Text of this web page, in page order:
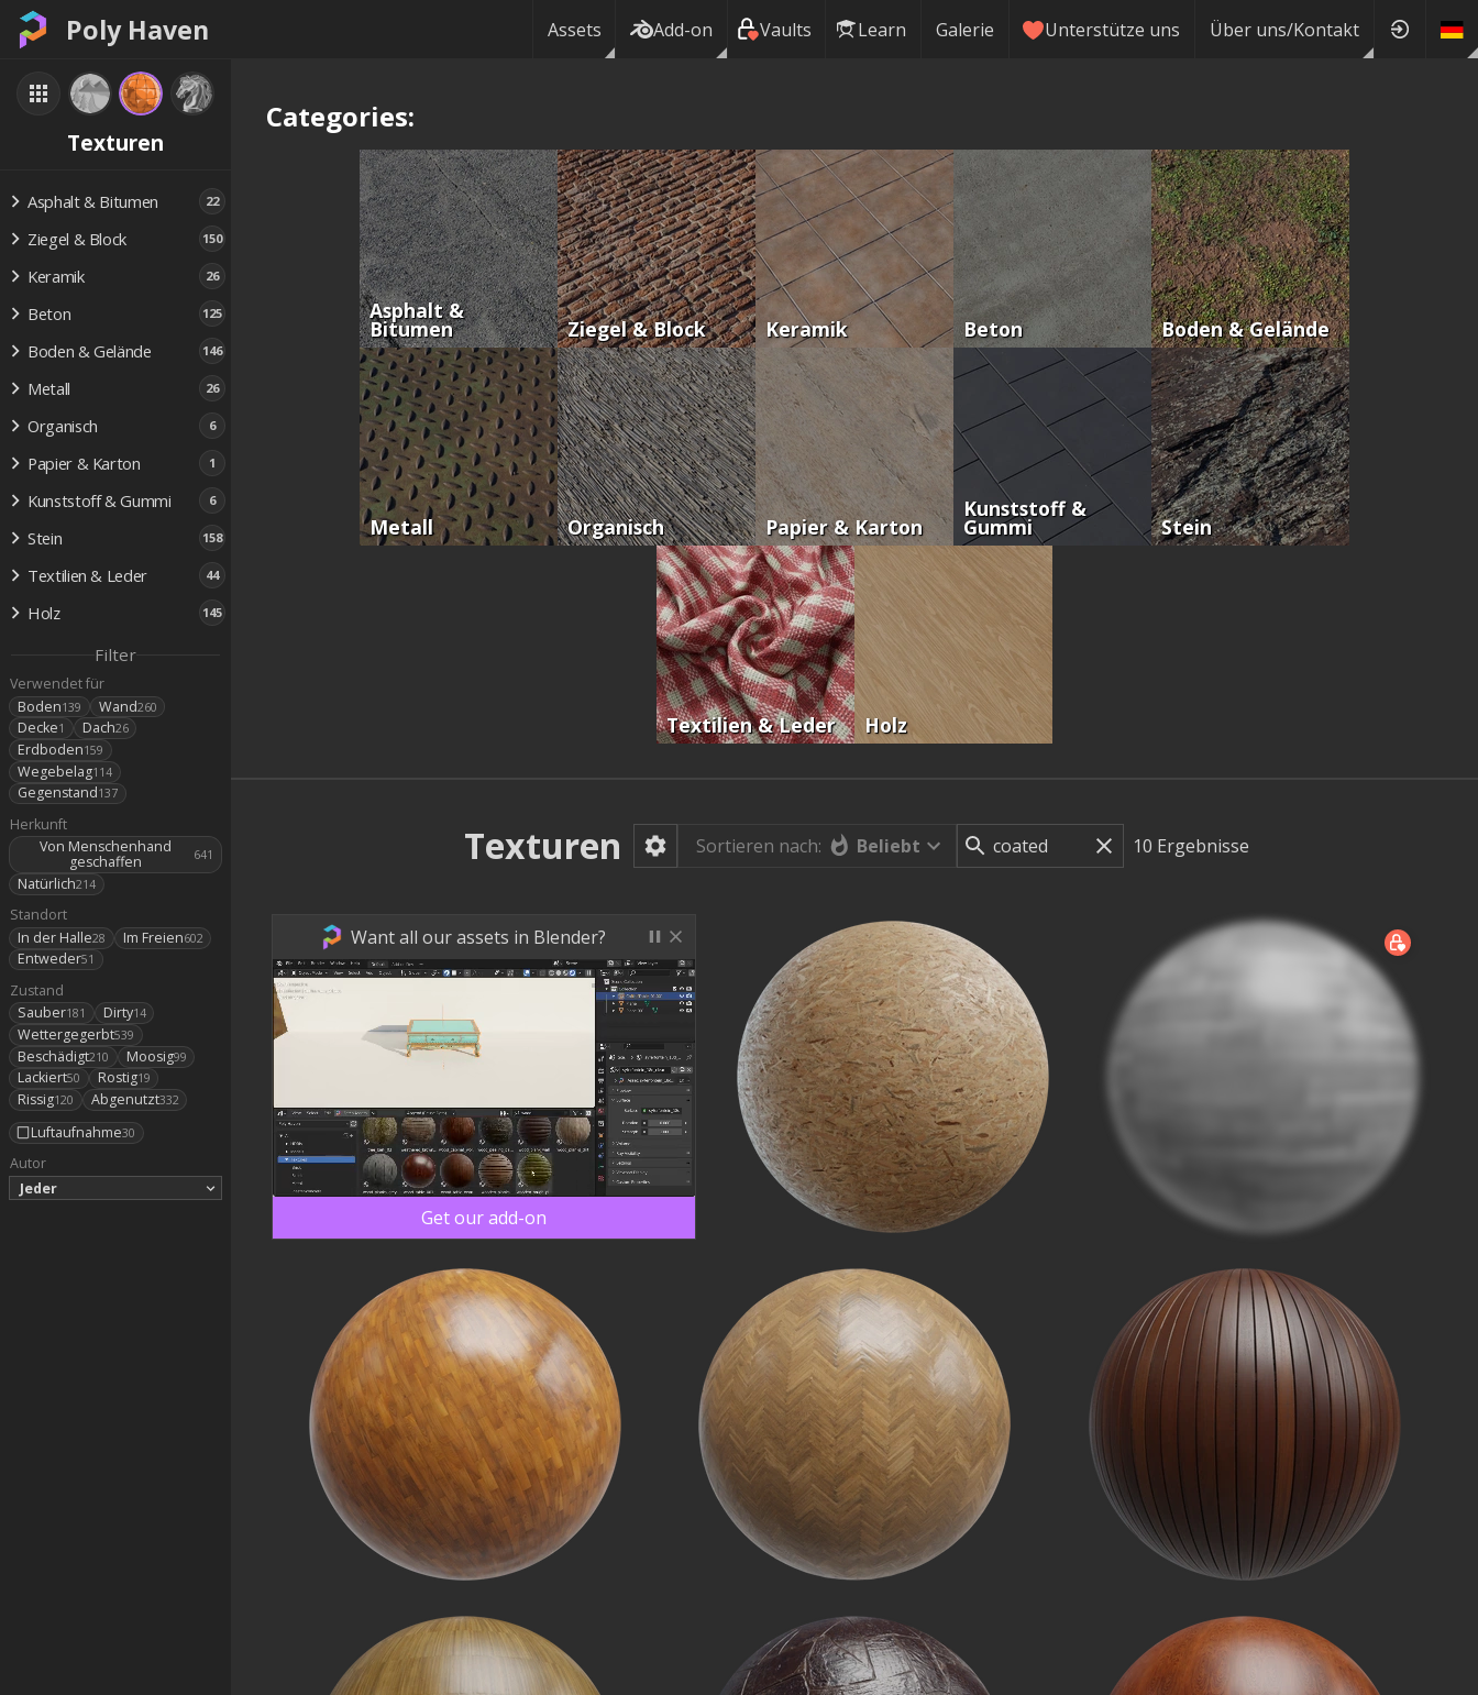
Poly Haven Assets Add-on Vaults Learn Galerie Unterstütze uns Über uns/Kontakt
Texturen
Asphalt & Bitumen 22
Ziegel & Block 150
Keramik 26
Beton 125
Boden & Gelände 146
Metall 26
Organisch 6
Papier & Karton 1
Kunststoff & Gummi 6
Stein 158
Textilien & Leder 44
Holz 145
Filter
Verwendet für
Boden139 Wand260
Decke1 Dach26
Erdboden159
Wegebelag114
Gegenstand137
Herkunft
Von Menschenhand
geschaffen
641
Natürlich214
Standort
In der Halle28 Im Freien602
Entweder51
Zustand
Sauber181 Dirty14
Wettergegerbt539
Beschädigt210 Moosig99
Lackiert50 Rostig19
Rissig120 Abgenutzt332
Luftaufnahme30
Autor
Jeder
Categories:
Asphalt &
Bitumen Ziegel & Block Keramik Beton Boden & Gelände
Metall Organisch Papier & Karton
Kunststoff &
Gummi Stein
Textilien & Leder Holz
Texturen Sortieren nach: Beliebt 10 Ergebnisse
Want all our assets in Blender?
Get our add-on